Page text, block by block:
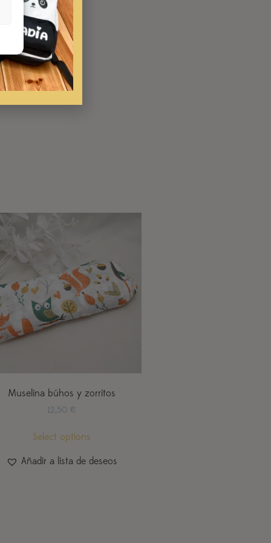
Muselina búhos y zorritos
12,50 €
Select options
Añadir a lista de deseos